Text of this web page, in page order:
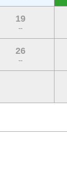
19
--
26
--